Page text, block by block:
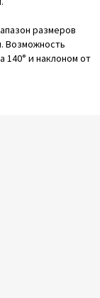
размеров
Возможность
140° и наклоном от